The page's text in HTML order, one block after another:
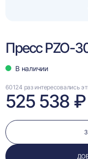
Пресс
В наличии
60124 раз интересовались
525 538 ₽